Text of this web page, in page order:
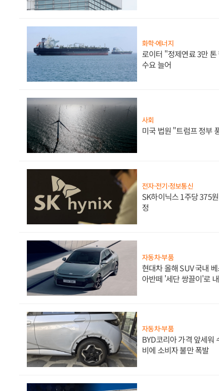
화학·에너지
로이터 "정제연료 3만
수요 늘어
사회
미국 법원 "트럼프 정부
전자·전기·정보통신
SK하이닉스 1주당 375
정
자동차·부품
현대차 올해 SUV 국내
아반떼 '세단 쌍끌이'로
자동차·부품
BYD코리아 가격 앞세워
비에 소비자 불만 폭발